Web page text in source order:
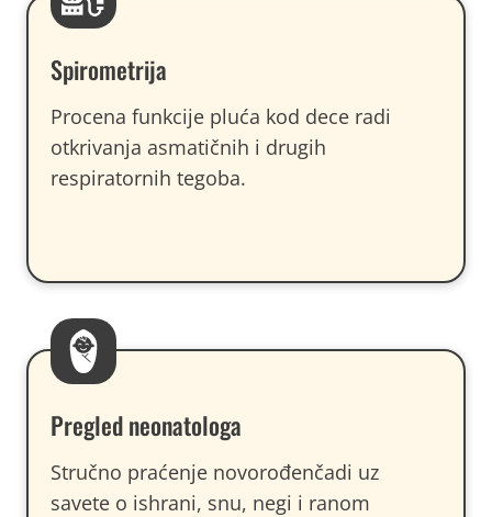
Spirometrija
Procena funkcije pluća kod dece radi
otkrivanja asmatičnih i drugih
respiratornih tegoba.
Pregled neonatologa
Stručno praćenje novorođenčadi uz
savete o ishrani, snu, negi i ranom